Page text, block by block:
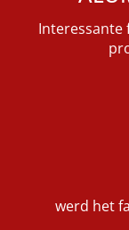
Interessante
werd het